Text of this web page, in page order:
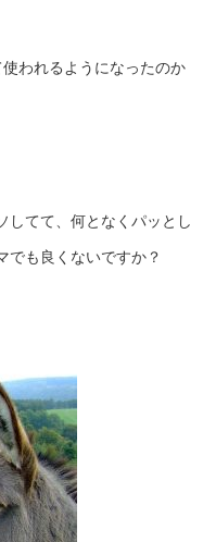
われるようになったのか
してて、何となくパッとし
でも良くないですか？